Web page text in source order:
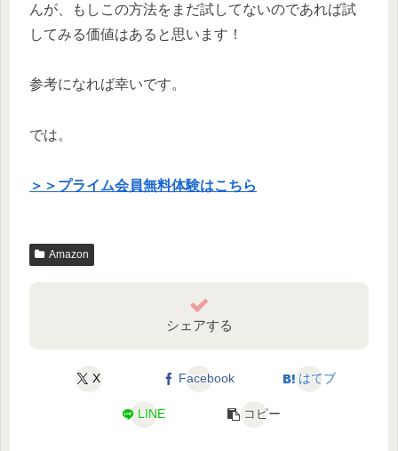
んが、もしこの方法をまだ試してないのであれば試
してみる価値はあると思います！
参考になれば幸いです。
では。
＞＞プライム会員無料体験はこちら
Amazon
シェアする
X Facebook はてブ
LINE コピー